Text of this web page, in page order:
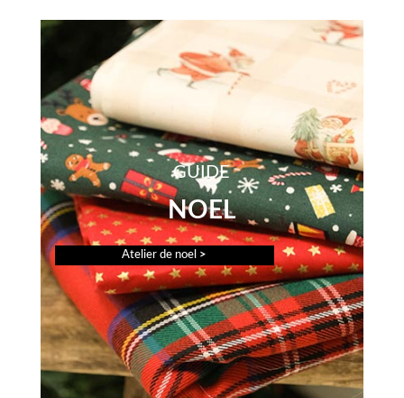
GUIDE
NOEL
Atelier de noel >